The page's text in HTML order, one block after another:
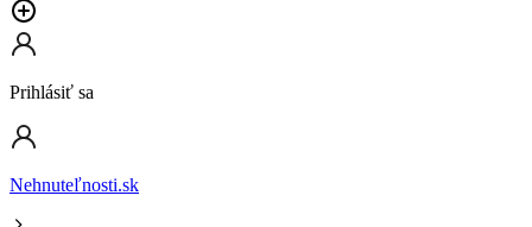
Prihlásiť sa
Nehnuteľnosti.sk